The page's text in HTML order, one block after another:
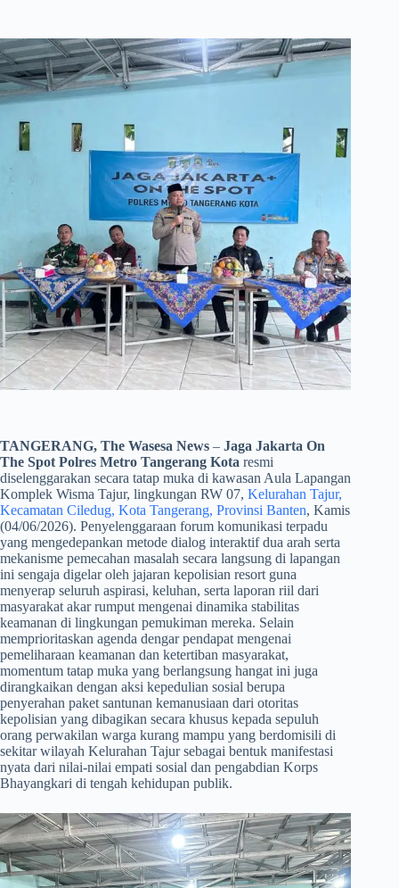
TANGERANG, The Wasesa News – Jaga Jakarta On
The Spot Polres Metro Tangerang Kota resmi
diselenggarakan secara tatap muka di kawasan Aula Lapangan
Komplek Wisma Tajur, lingkungan RW 07, Kelurahan Tajur,
Kecamatan Ciledug, Kota Tangerang, Provinsi Banten, Kamis
(04/06/2026). Penyelenggaraan forum komunikasi terpadu
yang mengedepankan metode dialog interaktif dua arah serta
mekanisme pemecahan masalah secara langsung di lapangan
ini sengaja digelar oleh jajaran kepolisian resort guna
menyerap seluruh aspirasi, keluhan, serta laporan riil dari
masyarakat akar rumput mengenai dinamika stabilitas
keamanan di lingkungan pemukiman mereka. Selain
memprioritaskan agenda dengar pendapat mengenai
pemeliharaan keamanan dan ketertiban masyarakat,
momentum tatap muka yang berlangsung hangat ini juga
dirangkaikan dengan aksi kepedulian sosial berupa
penyerahan paket santunan kemanusiaan dari otoritas
kepolisian yang dibagikan secara khusus kepada sepuluh
orang perwakilan warga kurang mampu yang berdomisili di
sekitar wilayah Kelurahan Tajur sebagai bentuk manifestasi
nyata dari nilai-nilai empati sosial dan pengabdian Korps
Bhayangkari di tengah kehidupan publik.